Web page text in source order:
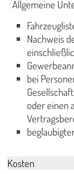
Allgemeine
Nachweis
bei
oder einen
Kosten